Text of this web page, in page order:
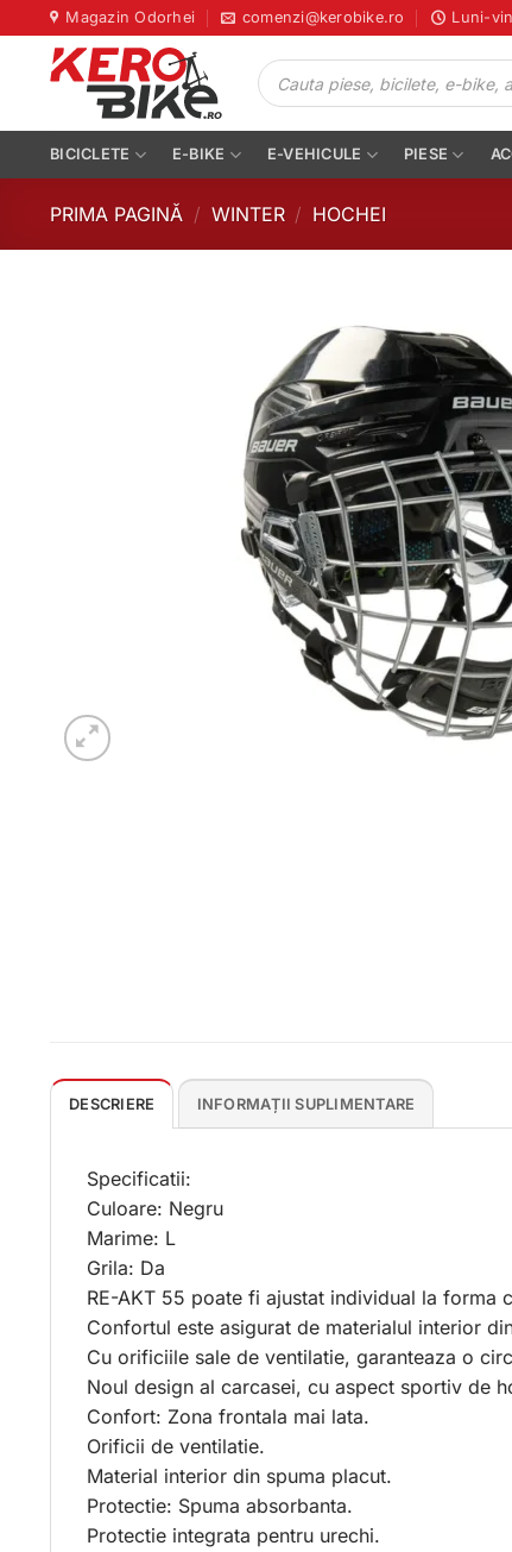
to
content
Magazin Odorhei comenzi@kerobike.ro Luni-
Products
search
BICICLETE E-BIKE E-VEHICULE PIESE
PRIMA PAGINĂ / WINTER / HOCHEI
DESCRIERE INFORMAȚII SUPLIMENTARE
Specificatii:
Culoare: Negru
Marime: L
Grila: Da
RE-AKT 55 poate fi ajustat individual la forma
Confortul este asigurat de materialul interior
Cu orificiile sale de ventilatie, garanteaza o
Noul design al carcasei, cu aspect sportiv de
Confort: Zona frontala mai lata.
Orificii de ventilatie.
Material interior din spuma placut.
Protectie: Spuma absorbanta.
Protectie integrata pentru urechi.